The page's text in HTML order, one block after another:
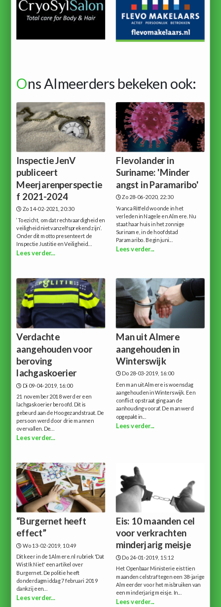
Ons Almeerders bekeken ook:
Inspectie JenV
publiceert
Meerjarenperspectie
f 2021-2024
Zo 14-02-2021, 20:30
‘Toezicht, omdat rechtvaardigheid en
veiligheid niet vanzelfsprekend zijn’.
Onder dit motto presenteert de
Inspectie Justitie en Veiligheid...
Lees verder...
Flevolander in
Suriname: 'Minder
angst in Paramaribo'
Zo 28-06-2020, 22:30
Yvanca Ritfeld woonde in het
verleden in Nagele en Almere. Nu
staat haar huis in het zonnige
Suriname, in de hoofdstad
Paramaribo. Begin juni...
Lees verder...
Verdachte
aangehouden voor
beroving
lachgaskoerier
Di 09-04-2019, 16:00
21 november 2018 werd er een
lachgaskoerier beroofd. Dit is
gebeurd aan de Hoogezandstraat. De
persoon werd door drie mannen
overvallen. De...
Lees verder...
Man uit Almere
aangehouden in
Winterswijk
Do 28-03-2019, 16:00
Een man uit Almere is woensdag
aangehouden in Winterswijk. Een
conflict op straat ging aan de
aanhouding vooraf. De man werd
opgepakt in...
Lees verder...
“Burgernet heeft
effect”
Wo 13-02-2019, 10:49
Dit keer in de 1Almere.nl rubriek 'Dat
Wist Ik Niet' een artikel over
Burgernet. De politie heeft
donderdagmiddag 7 februari 2019
dankzij een...
Lees verder...
Eis: 10 maanden cel
voor verkrachten
minderjarig meisje
Do 24-01-2019, 15:12
Het Openbaar Ministerie eist tien
maanden celstraf tegen een 38-jarige
Almeerder voor het misbruiken van
een minderjarig meisje. In...
Lees verder...